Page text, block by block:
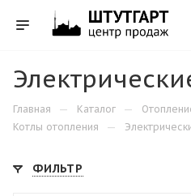
Главная — Каталог —
Котлы отопления —
ФИЛЬТР